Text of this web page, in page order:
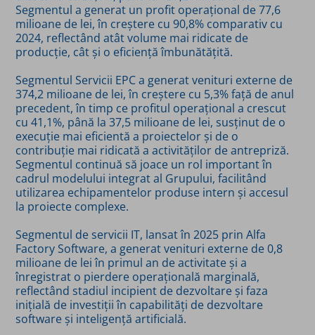
Segmentul a generat un profit operațional de 77,6
milioane de lei, în creștere cu 90,8% comparativ cu
2024, reflectând atât volume mai ridicate de
producție, cât și o eficiență îmbunătățită.
Segmentul Servicii EPC a generat venituri externe de
374,2 milioane de lei, în creștere cu 5,3% față de anul
precedent, în timp ce profitul operațional a crescut
cu 41,1%, până la 37,5 milioane de lei, susținut de o
execuție mai eficientă a proiectelor și de o
contribuție mai ridicată a activităților de antrepriză.
Segmentul continuă să joace un rol important în
cadrul modelului integrat al Grupului, facilitând
utilizarea echipamentelor produse intern și accesul
la proiecte complexe.
Segmentul de servicii IT, lansat în 2025 prin Alfa
Factory Software, a generat venituri externe de 0,8
milioane de lei în primul an de activitate și a
înregistrat o pierdere operațională marginală,
reflectând stadiul incipient de dezvoltare și faza
inițială de investiții în capabilități de dezvoltare
software și inteligență artificială.